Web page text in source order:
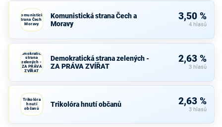
Komunistická
strana Čech a
Moravy
Komunistická strana Čech a
Moravy
3,50 %
4 hlasů
Demokratická
strana
zelených -
ZA PRÁVA
ZVÍŘAT
Demokratická strana zelených -
ZA PRÁVA ZVÍŘAT
2,63 %
3 hlasů
Trikolóra
hnutí
občanů
Trikolóra hnutí občanů 2,63 %
3 hlasů